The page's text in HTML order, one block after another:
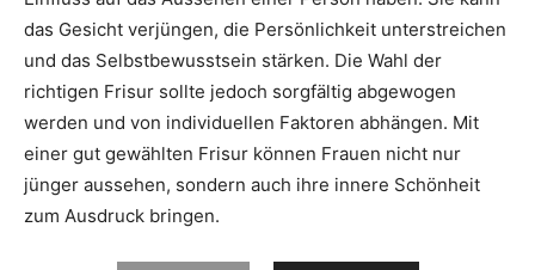
das Gesicht verjüngen, die Persönlichkeit unterstreichen
und das Selbstbewusstsein stärken. Die Wahl der
richtigen Frisur sollte jedoch sorgfältig abgewogen
werden und von individuellen Faktoren abhängen. Mit
einer gut gewählten Frisur können Frauen nicht nur
jünger aussehen, sondern auch ihre innere Schönheit
zum Ausdruck bringen.